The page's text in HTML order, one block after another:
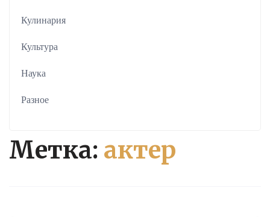
Метка: актер
Кулинария
Культура
Наука
Разное